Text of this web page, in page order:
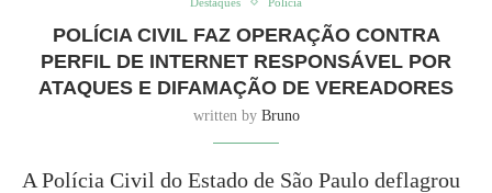
POLÍCIA CIVIL FAZ OPERAÇÃO CONTRA
PERFIL DE INTERNET RESPONSÁVEL POR
ATAQUES E DIFAMAÇÃO DE VEREADORES
written by Bruno
A Polícia Civil do Estado de São Paulo deflagrou